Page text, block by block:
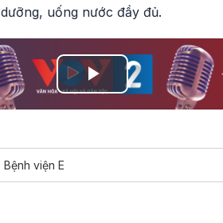
uống nước đầy đủ.
Play
Bệnh viện E